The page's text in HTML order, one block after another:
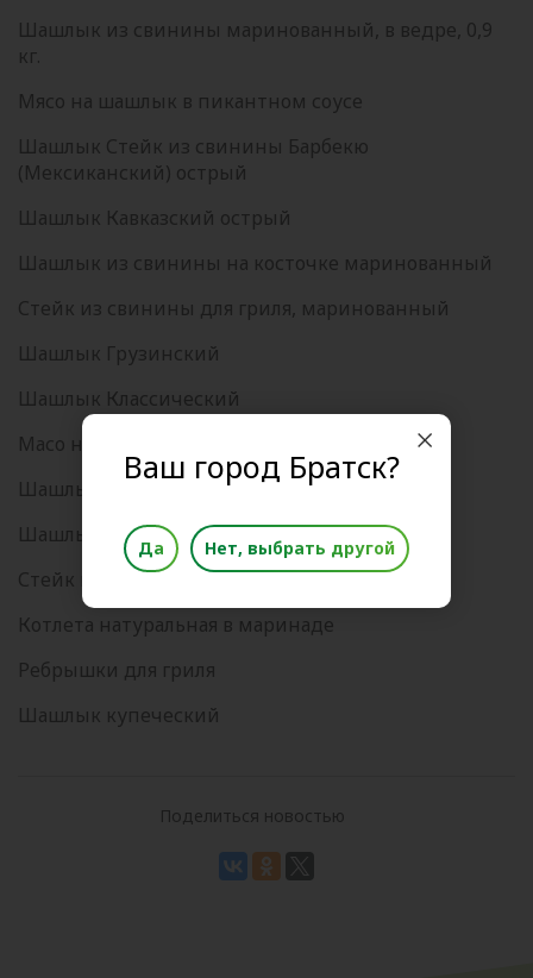
Шашлык из свинины маринованный, в ведре, 0,9
кг.
Мясо на шашлык в пикантном соусе
Шашлык Стейк из свинины Барбекю
(Мексиканский) острый
Шашлык Кавказский острый
Шашлык из свинины на косточке маринованный
Стейк из свинины для гриля, маринованный
Шашлык Грузинский
Шашлык Классический
Масо на шашлык, свинина
Шашлык Грузинский с овощами
Шашлык Кавказский с овощами
Стейк из свинины в пикантном соусе
Котлета натуральная в маринаде
Ребрышки для гриля
Шашлык купеческий
Поделиться новостью
Ваш город Братск?
Да Нет, выбрать другой